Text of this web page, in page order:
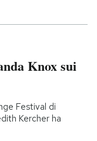
Knox sui
Festival di
Kercher ha